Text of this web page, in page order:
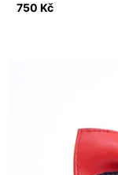
750 Kč